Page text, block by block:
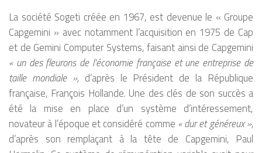
La société Sogeti créée en 1967, est devenue le « Groupe
Capgemini » avec notamment l’acquisition en 1975 de Cap
et de Gemini Computer Systems, faisant ainsi de Capgemini
« un des fleurons de l’économie française et une entreprise de
taille mondiale »,d’après le Président de la République
française, François Hollande. Une des clés de son succès a
été la mise en place d’un système d’intéressement,
novateur à l’époque et considéré comme « dur et généreux »,
d’après son remplaçant à la tête de Capgemini, Paul